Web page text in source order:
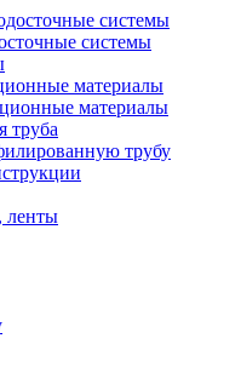
системы
системы
материалы
материалы
труба
трубу
ленты